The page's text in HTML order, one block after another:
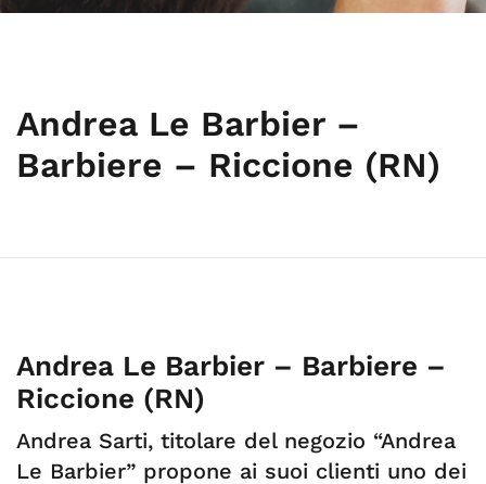
Andrea Le Barbier –
Barbiere – Riccione (RN)
Andrea Le Barbier – Barbiere –
Riccione (RN)
Andrea Sarti, titolare del negozio “Andrea
Le Barbier” propone ai suoi clienti uno dei